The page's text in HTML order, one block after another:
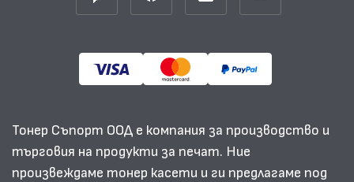
Тонер Съпорт ООД е компания за производство и
търговия на продукти за печат. Ние
произвеждаме тонер касети и ги предлагаме под